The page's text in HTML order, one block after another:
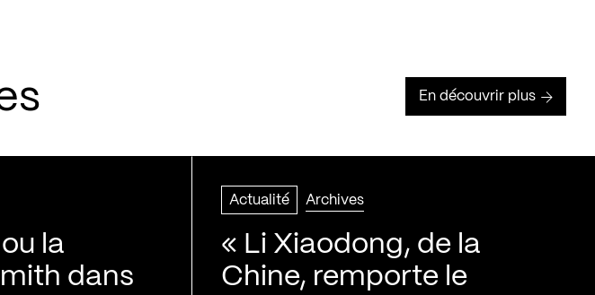
En découvrir plus
la
dans
Actualité Archives
« Li Xiaodong, de la
Chine, remporte le